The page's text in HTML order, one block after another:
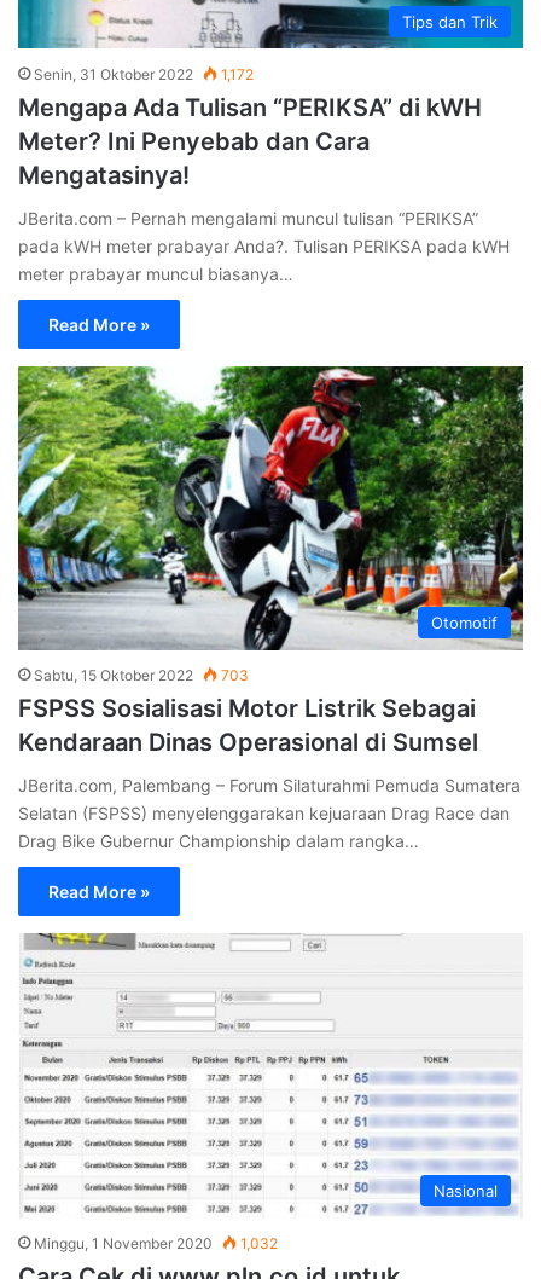
Tips dan Trik
Senin, 31 Oktober 2022 1,172
Mengapa Ada Tulisan “PERIKSA” di kWH
Meter? Ini Penyebab dan Cara
Mengatasinya!
JBerita.com – Pernah mengalami muncul tulisan “PERIKSA”
pada kWH meter prabayar Anda?. Tulisan PERIKSA pada kWH
meter prabayar muncul biasanya…
Read More »
Otomotif
Sabtu, 15 Oktober 2022 703
FSPSS Sosialisasi Motor Listrik Sebagai
Kendaraan Dinas Operasional di Sumsel
JBerita.com, Palembang – Forum Silaturahmi Pemuda Sumatera
Selatan (FSPSS) menyelenggarakan kejuaraan Drag Race dan
Drag Bike Gubernur Championship dalam rangka…
Read More »
Nasional
Minggu, 1 November 2020 1,032